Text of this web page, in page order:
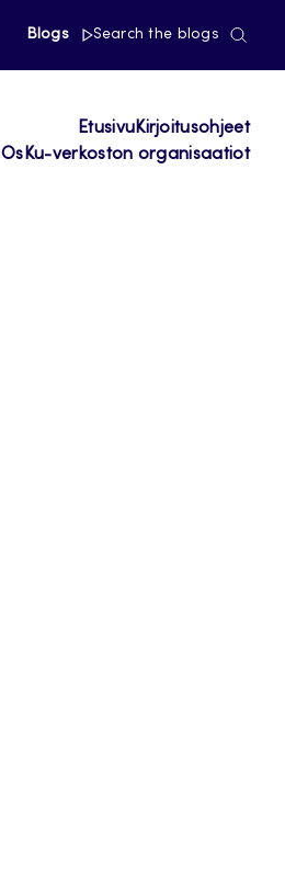
Blogs Search the blogs
EtusivuKirjoitusohjeet
OsKu-verkoston organisaatiot